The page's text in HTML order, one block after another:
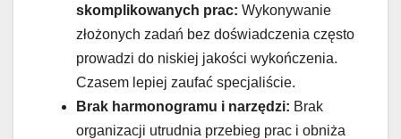
skomplikowanych prac: Wykonywanie
złożonych zadań bez doświadczenia często
prowadzi do niskiej jakości wykończenia.
Czasem lepiej zaufać specjaliście.
Brak harmonogramu i narzędzi: Brak
organizacji utrudnia przebieg prac i obniża